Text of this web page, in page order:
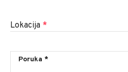
Lokacija *